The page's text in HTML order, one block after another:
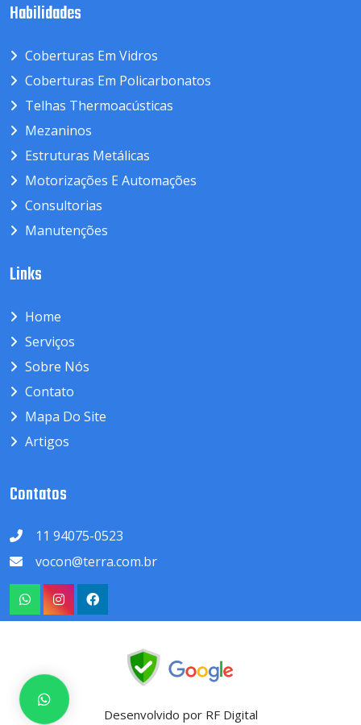
Habilidades
Coberturas Em Vidros
Coberturas Em Policarbonatos
Telhas Thermoacústicas
Mezaninos
Estruturas Metálicas
Motorizações E Automações
Consultorias
Manutenções
Links
Home
Serviços
Sobre Nós
Contato
Mapa Do Site
Artigos
Contatos
11 94075-0523
vocon@terra.com.br
Desenvolvido por RF Digital